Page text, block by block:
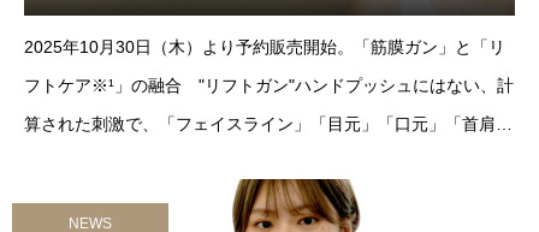
「BEGUN（ビガン）」の発売を開始し
ました。
2025年10月30日（木）より予約販売開始。「筋膜ガン」と「リ
フトケア※¹」の融合 "リフトガン"ハンドプッシュにはない、計
算された刺激で、「フェイスライン」「目元」「口元」「首肩」
NEWS